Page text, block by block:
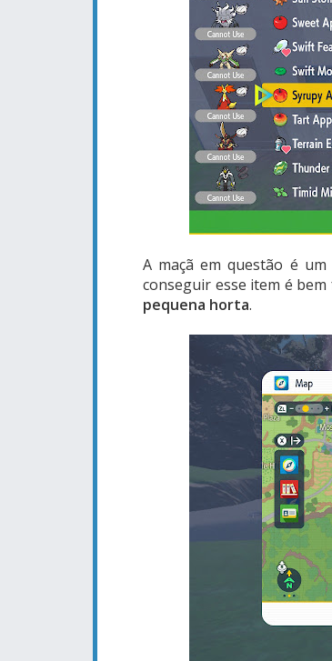
A maçã em questão é
conseguir esse item é
pequena horta.